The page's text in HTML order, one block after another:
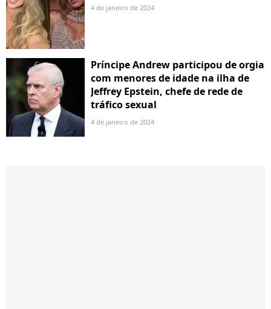
4 de janeiro de 2024
Príncipe Andrew participou de orgia
com menores de idade na ilha de
Jeffrey Epstein, chefe de rede de
tráfico sexual
4 de janeiro de 2024